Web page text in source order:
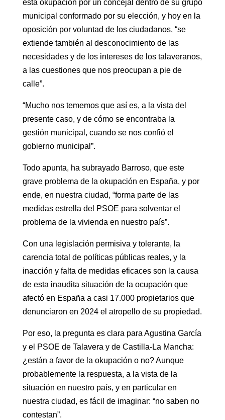
esta okupación por un concejal dentro de su grupo
municipal conformado por su elección, y hoy en la
oposición por voluntad de los ciudadanos, “se
extiende también al desconocimiento de las
necesidades y de los intereses de los talaveranos,
a las cuestiones que nos preocupan a pie de
calle”.
“Mucho nos tememos que así es, a la vista del
presente caso, y de cómo se encontraba la
gestión municipal, cuando se nos confió el
gobierno municipal”.
Todo apunta, ha subrayado Barroso, que este
grave problema de la okupación en España, y por
ende, en nuestra ciudad, “forma parte de las
medidas estrella del PSOE para solventar el
problema de la vivienda en nuestro país”.
Con una legislación permisiva y tolerante, la
carencia total de políticas públicas reales, y la
inacción y falta de medidas eficaces son la causa
de esta inaudita situación de la ocupación que
afectó en España a casi 17.000 propietarios que
denunciaron en 2024 el atropello de su propiedad.
Por eso, la pregunta es clara para Agustina García
y el PSOE de Talavera y de Castilla-La Mancha:
¿están a favor de la okupación o no? Aunque
probablemente la respuesta, a la vista de la
situación en nuestro país, y en particular en
nuestra ciudad, es fácil de imaginar: “no saben no
contestan”.